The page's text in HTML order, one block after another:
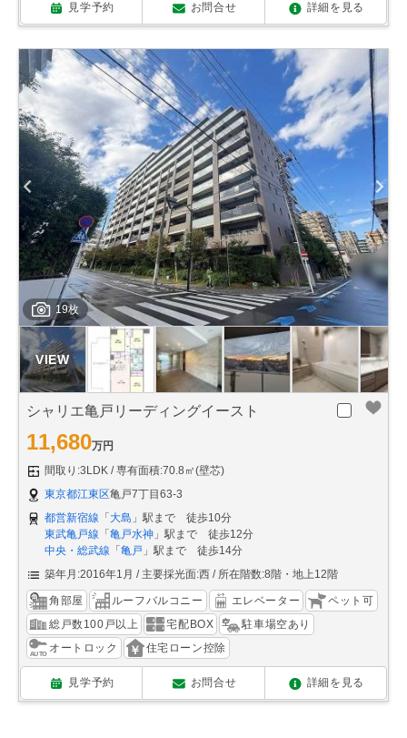
見学予約 お問合せ 詳細を見る
19枚
シャリエ亀戸リーディングイースト
11,680万円
間取り:3LDK
専有面積:70.8㎡(壁芯)
東京都江東区亀戸7丁目63-3
都営新宿線 「 大島 」駅まで 徒歩10分
東武亀戸線 「 亀戸水神 」駅まで 徒歩12分
中央・総武線 「 亀戸 」駅まで 徒歩14分
築年月:2016年1月
主要採光面:西 所在階数:8階・地上12階
角部屋 ルーフバルコニー エレベーター
ペット可
総戸数100戸以上
宅配BOX
駐車場空あり
オートロック
住宅ローン控除
見学予約 お問合せ 詳細を見る